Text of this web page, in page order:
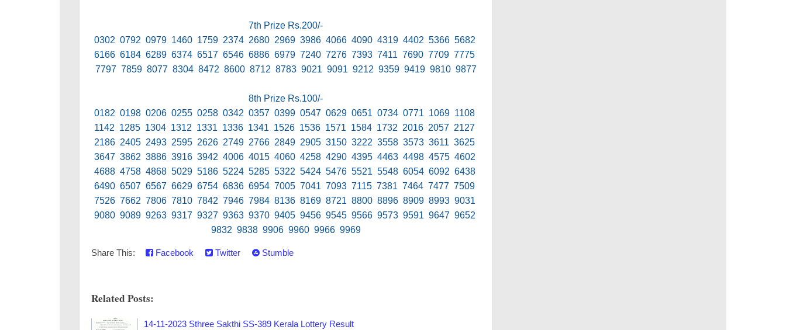
7th Prize Rs.200/-
0302 0792 0979 1460 1759 2374 2680 2969 3986 4066 4090 4319 4402 5366 5682
6166 6184 6289 6374 6517 6546 6886 6979 7240 7276 7393 7411 7690 7709 7775
7797 7859 8077 8304 8472 8600 8712 8783 9021 9091 9212 9359 9419 9810 9877
8th Prize Rs.100/-
0182 0198 0206 0255 0258 0342 0357 0399 0547 0629 0651 0734 0771 1069 1108
1142 1285 1304 1312 1331 1336 1341 1526 1536 1571 1584 1732 2016 2057 2127
2186 2405 2493 2595 2626 2749 2766 2849 2905 3150 3222 3558 3573 3611 3625
3647 3862 3886 3916 3942 4006 4015 4060 4258 4290 4395 4463 4498 4575 4602
4688 4758 4868 5029 5186 5224 5285 5322 5424 5476 5521 5548 6054 6092 6438
6490 6507 6567 6629 6754 6836 6954 7005 7041 7093 7115 7381 7464 7477 7509
7526 7662 7806 7810 7842 7946 7984 8136 8169 8721 8800 8896 8909 8993 9031
9080 9089 9263 9317 9327 9363 9370 9405 9456 9545 9566 9573 9591 9647 9652
9832 9838 9906 9960 9966 9969
Share This: Facebook Twitter Stumble
Related Posts:
14-11-2023 Sthree Sakthi SS-389 Kerala Lottery Result